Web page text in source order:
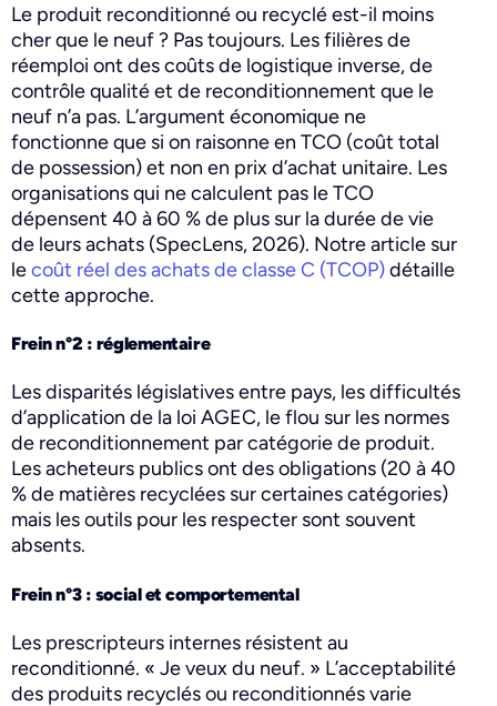
Le produit reconditionné ou recyclé est-il moins
cher que le neuf ? Pas toujours. Les filières de
réemploi ont des coûts de logistique inverse, de
contrôle qualité et de reconditionnement que le
neuf n’a pas. L’argument économique ne
fonctionne que si on raisonne en TCO (coût total
de possession) et non en prix d’achat unitaire. Les
organisations qui ne calculent pas le TCO
dépensent 40 à 60 % de plus sur la durée de vie
de leurs achats (SpecLens, 2026). Notre article sur
lecoût réel des achats de classe C (TCOP)détaille
cette approche.
Frein n°2 : réglementaire
Les disparités législatives entre pays, les difficultés
d’application de la loi AGEC, le flou sur les normes
de reconditionnement par catégorie de produit.
Les acheteurs publics ont des obligations (20 à 40
% de matières recyclées sur certaines catégories)
mais les outils pour les respecter sont souvent
absents.
Frein n°3 : social et comportemental
Les prescripteurs internes résistent au
reconditionné. « Je veux du neuf. » L’acceptabilité
des produits recyclés ou reconditionnés varie